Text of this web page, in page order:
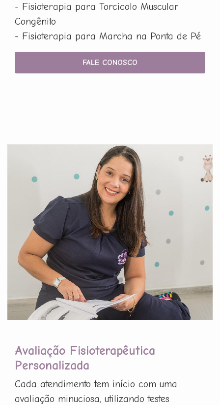
- Fisioterapia para Torcicolo Muscular
Congênito
- Fisioterapia para Marcha na Ponta de Pé
FALE CONOSCO
Avaliação Fisioterapêutica
Personalizada
Cada atendimento tem início com uma
avaliação minuciosa, utilizando testes